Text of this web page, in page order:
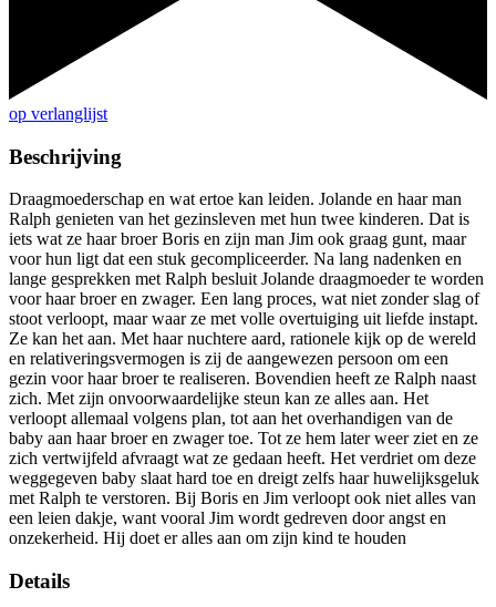
op verlanglijst
Beschrijving
Draagmoederschap en wat ertoe kan leiden. Jolande en haar man
Ralph genieten van het gezinsleven met hun twee kinderen. Dat is
iets wat ze haar broer Boris en zijn man Jim ook graag gunt, maar
voor hun ligt dat een stuk gecompliceerder. Na lang nadenken en
lange gesprekken met Ralph besluit Jolande draagmoeder te worden
voor haar broer en zwager. Een lang proces, wat niet zonder slag of
stoot verloopt, maar waar ze met volle overtuiging uit liefde instapt.
Ze kan het aan. Met haar nuchtere aard, rationele kijk op de wereld
en relativeringsvermogen is zij de aangewezen persoon om een
gezin voor haar broer te realiseren. Bovendien heeft ze Ralph naast
zich. Met zijn onvoorwaardelijke steun kan ze alles aan. Het
verloopt allemaal volgens plan, tot aan het overhandigen van de
baby aan haar broer en zwager toe. Tot ze hem later weer ziet en ze
zich vertwijfeld afvraagt wat ze gedaan heeft. Het verdriet om deze
weggegeven baby slaat hard toe en dreigt zelfs haar huwelijksgeluk
met Ralph te verstoren. Bij Boris en Jim verloopt ook niet alles van
een leien dakje, want vooral Jim wordt gedreven door angst en
onzekerheid. Hij doet er alles aan om zijn kind te houden
Details